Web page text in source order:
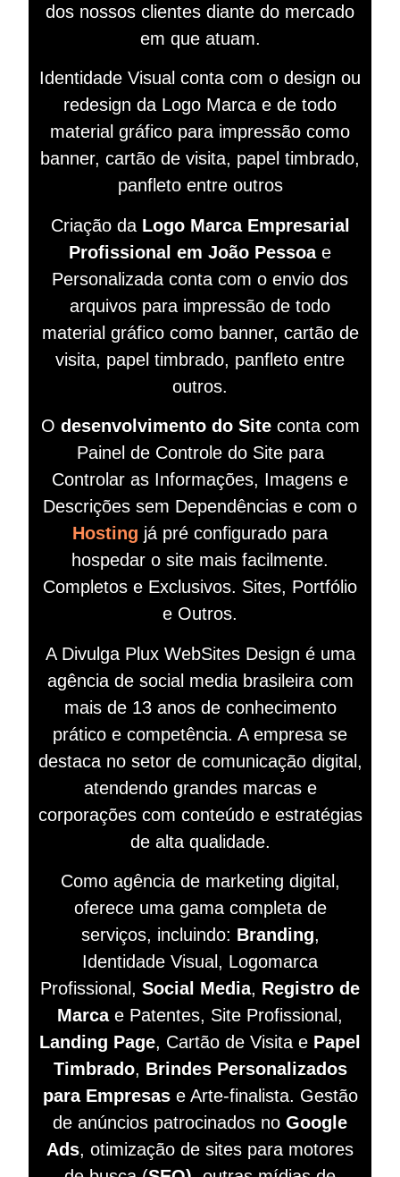
dos nossos clientes diante do mercado
em que atuam.
Identidade Visual conta com o design ou
redesign da Logo Marca e de todo
material gráfico para impressão como
banner, cartão de visita, papel timbrado,
panfleto entre outros
Criação da Logo Marca Empresarial
Profissional em João Pessoae
Personalizada conta com o envio dos
arquivos para impressão de todo
material gráfico como banner, cartão de
visita, papel timbrado, panfleto entre
outros.
O desenvolvimento do Siteconta com
Painel de Controle do Site para
Controlar as Informações, Imagens e
Descrições sem Dependências e com o
Hosting já pré configurado para
hospedar o site mais facilmente.
Completos e Exclusivos. Sites, Portfólio
e Outros.
A Divulga Plux WebSites Design é uma
agência de social media brasileira com
mais de 13 anos de conhecimento
prático e competência. A empresa se
destaca no setor de comunicação digital,
atendendo grandes marcas e
corporações com conteúdo e estratégias
de alta qualidade.
Como agência de marketing digital,
oferece uma gama completa de
serviços, incluindo: Branding,
Identidade Visual, Logomarca
Profissional, Social Media, Registro de
Marca e Patentes, Site Profissional,
Landing Page, Cartão de Visita e Papel
Timbrado, Brindes Personalizados
para Empresas e Arte-finalista. Gestão
de anúncios patrocinados no Google
Ads, otimização de sites para motores